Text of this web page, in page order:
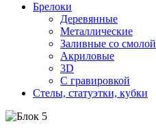
Брелоки
Деревянные
Металлические
Заливные со смолой
Акриловые
3D
C гравировкой
Стелы, статуэтки, кубки